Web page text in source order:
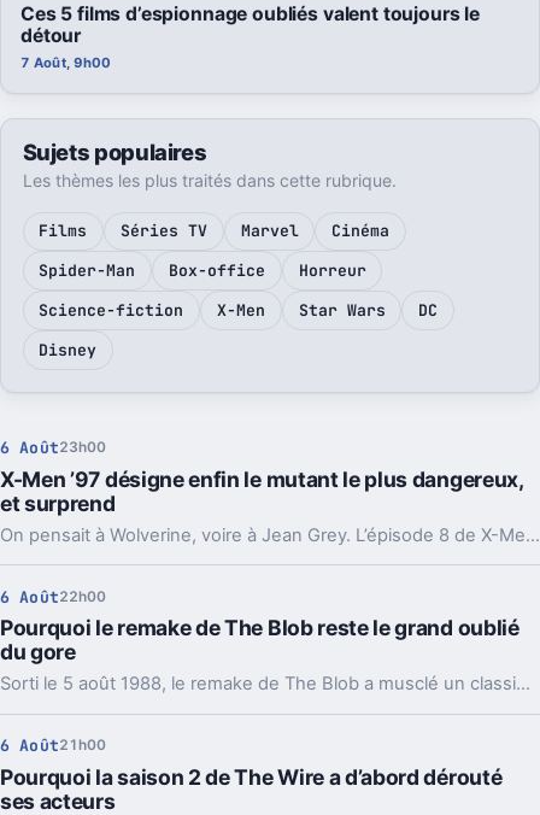
Ces 5 films d’espionnage oubliés valent toujours le
détour
7 Août, 9h00
Sujets populaires
Les thèmes les plus traités dans cette rubrique.
Films Séries TV Marvel
Cinéma
Spider-Man
Box-office
Horreur
Science-fiction
X-Men Star Wars
DC
Disney
6 Août23h00
X-Men ’97 désigne enfin le mutant le plus dangereux,
et surprend
On pensait à Wolverine, voire à Jean Grey. L’épisode 8 de X-Men ’97 pointe un autre mutant, et sa démonstration fait assez mal.
6 Août22h00
Pourquoi le remake de The Blob reste le grand oublié
du gore
Sorti le 5 août 1988, le remake de The Blob a musclé un classique des années 1950. Échec commercial à l’époque, il a pourtant laissé une vraie trace.
6 Août21h00
Pourquoi la saison 2 de The Wire a d’abord dérouté
ses acteurs